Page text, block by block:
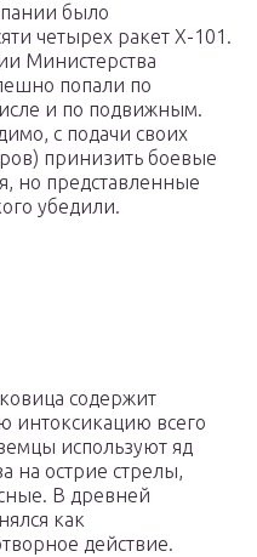
было
четырех ракет Х-101.
Министерства
попали по
и по подвижным.
с подачи своих
принизить боевые
но представленные
убедили.
содержит
интоксикацию всего
используют яд
на острие стрелы,
В древней
как
действие.